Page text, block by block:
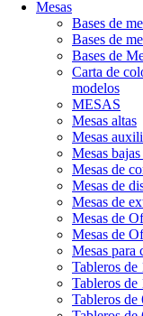
Mesas
Bases de
Bases de
Bases de
Carta de
modelos
MESAS
Mesas altas
Mesas
Mesas
Mesas de
Mesas de
Mesas de
Mesas de
Mesas de
Mesas para
Tableros de
Tableros de
Tableros de